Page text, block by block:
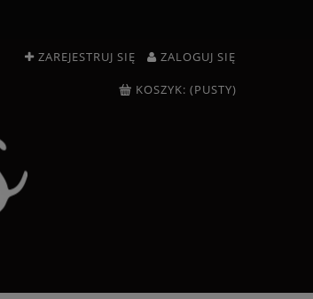
ZAREJESTRUJ SIĘ ZALOGUJ SIĘ
KOSZYK: (PUSTY)